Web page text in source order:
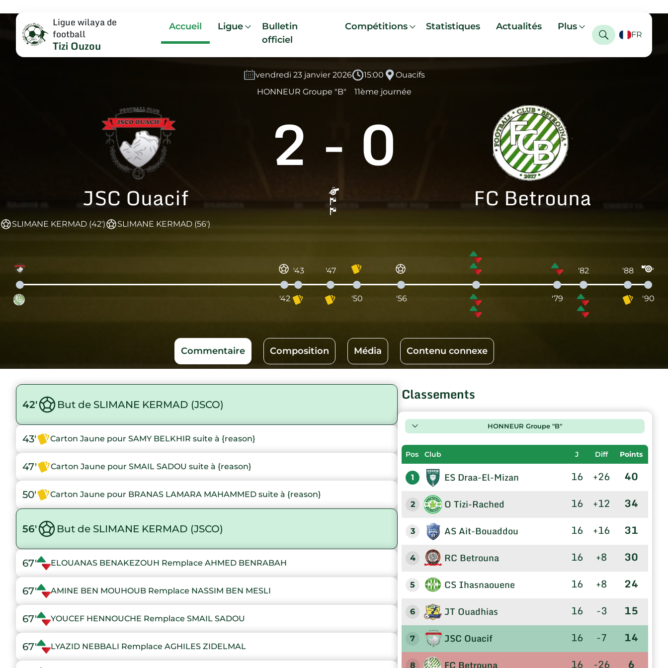
Ligue wilaya de
football
Tizi Ouzou
Accueil Ligue
Bulletin
officiel
Compétitions Statistiques Actualités Plus
FR
vendredi 23 janvier 2026 15:00
Ouacifs
HONNEUR Groupe "B"
11ème journée
JSC Ouacif
2 - 0
FC Betrouna
SLIMANE KERMAD (42') SLIMANE KERMAD (56')
'42
'43 '47
'50 '56 '79
'82 '88
'90
Commentaire Composition Média Contenu connexe
42' But de SLIMANE KERMAD (JSCO)
43' Carton Jaune pour SAMY BELKHIR suite à {reason}
47' Carton Jaune pour SMAIL SADOU suite à {reason}
50' Carton Jaune pour BRANAS LAMARA MAHAMMED suite à {reason}
56' But de SLIMANE KERMAD (JSCO)
67' ELOUANAS BENAKEZOUH Remplace AHMED BENRABAH
67' AMINE BEN MOUHOUB Remplace NASSIM BEN MESLI
67' YOUCEF HENNOUCHE Remplace SMAIL SADOU
67' LYAZID NEBBALI Remplace AGHILES ZIDELMAL
Classements
HONNEUR Groupe "B"
Pos Club J Diff Points
1 ES Draa-El-Mizan 16 +26 40
2 O Tizi-Rached 16 +12 34
3 AS Ait-Bouaddou 16 +16 31
4 RC Betrouna 16 +8 30
5 CS Ihasnaouene 16 +8 24
6 JT Ouadhias 16 -3 15
7 JSC Ouacif 16 -7 14
8 16 -26 6